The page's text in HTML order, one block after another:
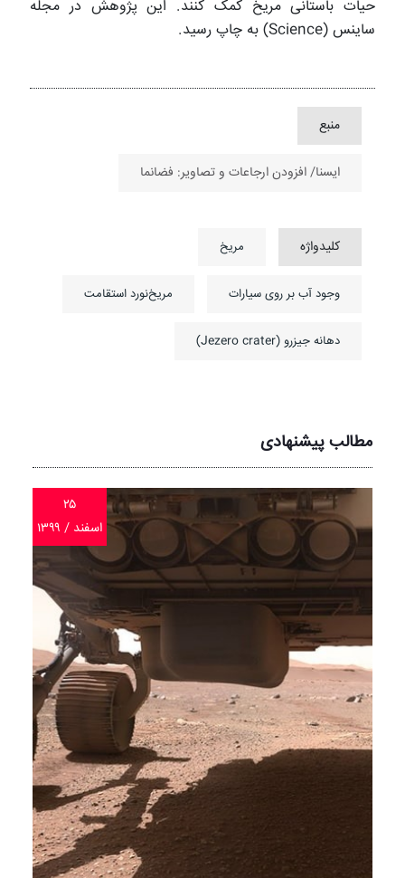
حیات باستانی مریخ کمک کنند. این پژوهش در مجله
ساینس (Science) به چاپ رسید.
منبع
ایسنا/ افزودن ارجاعات و تصاویر: فضانما
کلیدواژه مریخ
وجود آب بر روی سیارات مریخ‌نورد استقامت
دهانه جیزرو (Jezero crater)
مطالب پیشنهادی
۲۵
اسفند / ۱۳۹۹